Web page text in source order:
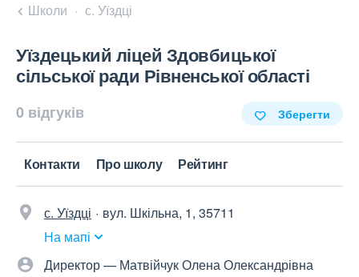
Школи с. Уїздці
Уїздецький ліцей Здовбицької
сільської ради Рівненської області
0 відгуків Зберегти
Контакти Про школу Рейтинг
с. Уїздці
вул. Шкільна, 1, 35711
На мапі
Директор — Матвійчук Олена Олександрівна